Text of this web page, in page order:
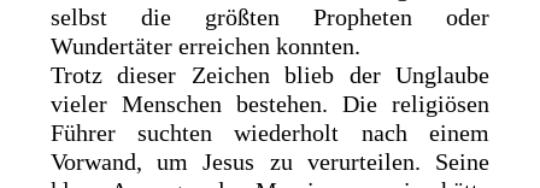
selbst die größten Propheten oder
Wundertäter erreichen konnten.
Trotz dieser Zeichen blieb der Unglaube
vieler Menschen bestehen. Die religiösen
Führer suchten wiederholt nach einem
Vorwand, um Jesus zu verurteilen. Seine